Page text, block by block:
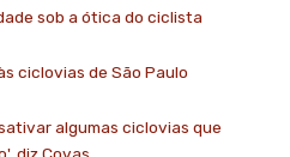
sob a ótica do ciclista
ciclovias de São Paulo
algumas ciclovias que